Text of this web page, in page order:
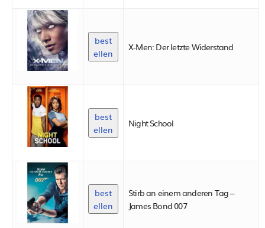
best
ellen
X-Men: Der letzte Widerstand
best
ellen
Night School
best
ellen
Stirb an einem anderen Tag –
James Bond 007